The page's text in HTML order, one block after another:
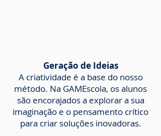
Geração de Ideias
A criatividade é a base do nosso
método. Na GAMEscola, os alunos
são encorajados a explorar a sua
imaginação e o pensamento crítico
para criar soluções inovadoras.